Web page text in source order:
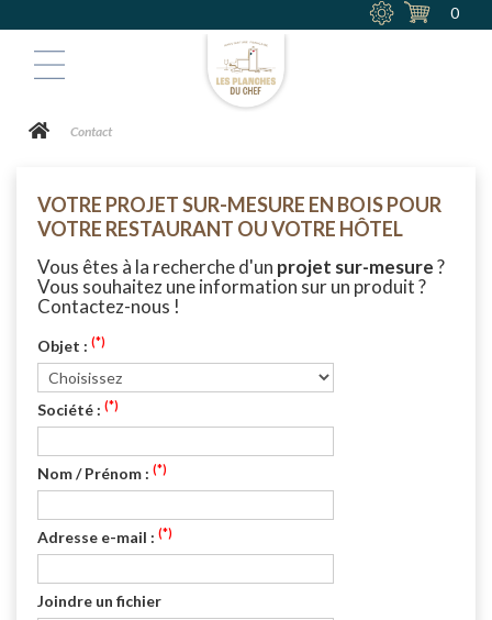
0
Contact
VOTRE PROJET SUR-MESURE EN BOIS POUR
VOTRE RESTAURANT OU VOTRE HÔTEL
Vous êtes à la recherche d'un projet sur-mesure?
Vous souhaitez une information sur un produit ?
Contactez-nous !
Objet : (*)
Société : (*)
Nom / Prénom : (*)
Adresse e-mail : (*)
Joindre un fichier